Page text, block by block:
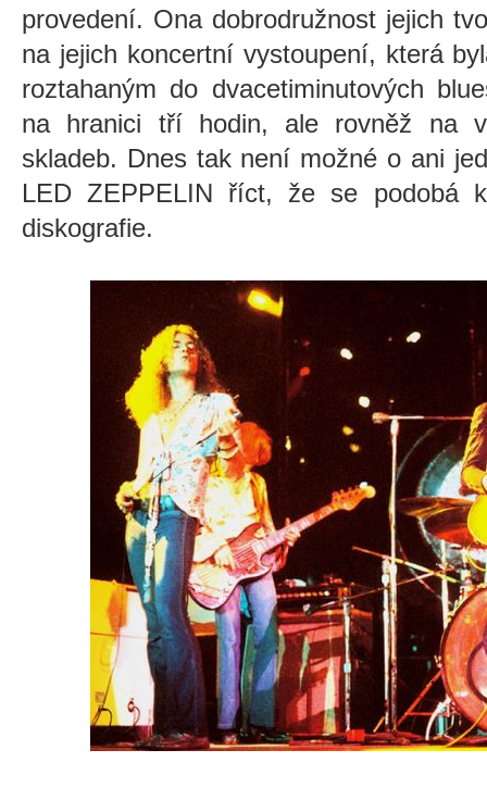
provedení. Ona dobrodružnost jejich
na jejich koncertní vystoupení, která
roztahaným do dvacetiminutových
na hranici tří hodin, ale rovněž na
skladeb. Dnes tak není možné o ani
LED ZEPPELIN říct, že se podobá
diskografie.